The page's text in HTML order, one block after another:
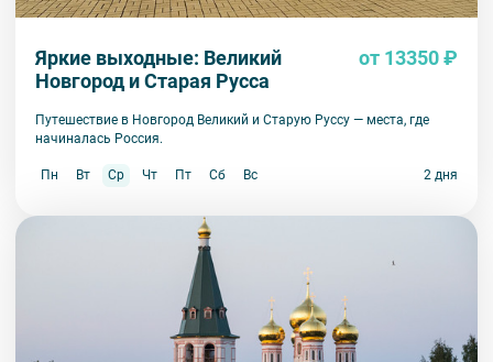
Яркие выходные: Великий
Новгород и Старая Русса
от 13350 ₽
Путешествие в Новгород Великий и Старую Руссу — места, где
начиналась Россия.
Пн Вт Ср Чт Пт Сб Вс 2 дня